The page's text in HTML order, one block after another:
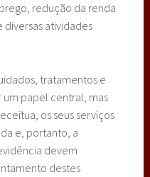
redução da renda
atividades
tratamentos e
um papel central, mas
os seus serviços
e, portanto, a
devem
destes